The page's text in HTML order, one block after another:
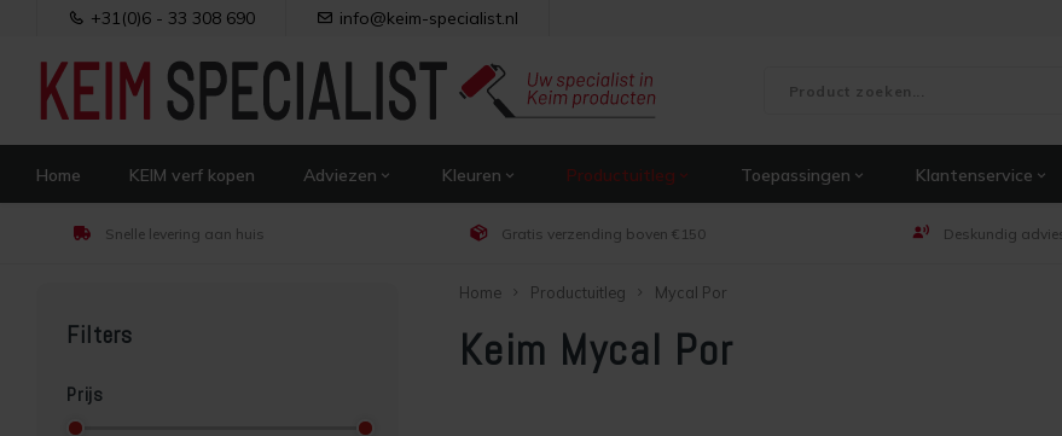
+31(0)6 - 33 308 690 info@keim-specialist.nl
Home KEIM verf kopen Adviezen Kleuren Productuitleg Toepassingen Klantenservice
Snelle levering aan huis Gratis verzending boven €150 Deskundig
Filters
Prijs
Home Productuitleg Mycal Por
Keim Mycal Por